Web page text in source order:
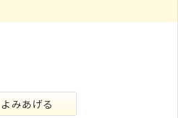
よみあげる